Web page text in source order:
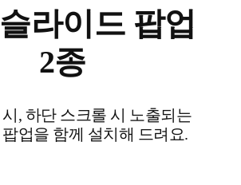
라이드 팝업
2종
, 하단 스크롤 시 노출되는
업을 함께 설치해 드려요.